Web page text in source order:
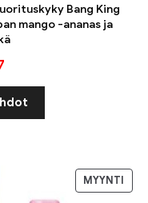
Bang King
mango -ananas ja
MYYNTI